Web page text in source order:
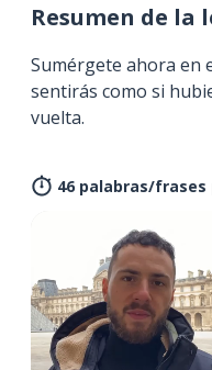
Resumen de la
Sumérgete ahora en
sentirás como si
vuelta.
46 palabras/